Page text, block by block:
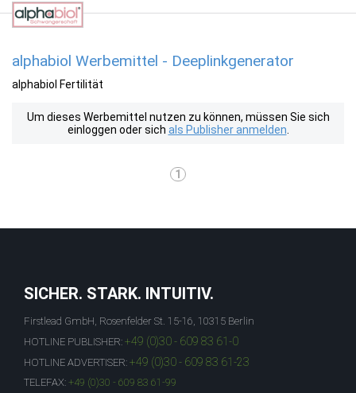
alphabiol Werbemittel - Deeplinkgenerator
alphabiol Fertilität
Um dieses Werbemittel nutzen zu können, müssen Sie sich
einloggen oder sich als Publisher anmelden
1
SICHER. STARK. INTUITIV.
Firstlead GmbH, Rosenfelder St. 15-16, 10315 Berlin
HOTLINE PUBLISHER: +49 (0)30 - 609 83 61-0
HOTLINE ADVERTISER: +49 (0)30 - 609 83 61-23
TELEFAX: +49 (0)30 - 609 83 61-99